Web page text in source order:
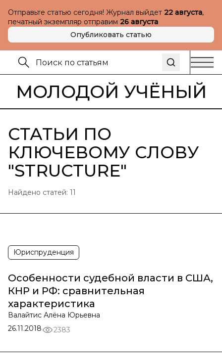
Отправьте статью сегодня! Журнал выйдет 22 августа,
печатный экземпляр отправим 26 августа
Опубликовать статью
МОЛОДОЙ УЧЁНЫЙ
СТАТЬИ ПО
КЛЮЧЕВОМУ СЛОВУ
"STRUCTURE"
Найдено статей: 11
Юриспруденция
Особенности судебной власти в США,
КНР и РФ: сравнительная
характеристика
Валайтис Алёна Юрьевна
26.11.2018
2383